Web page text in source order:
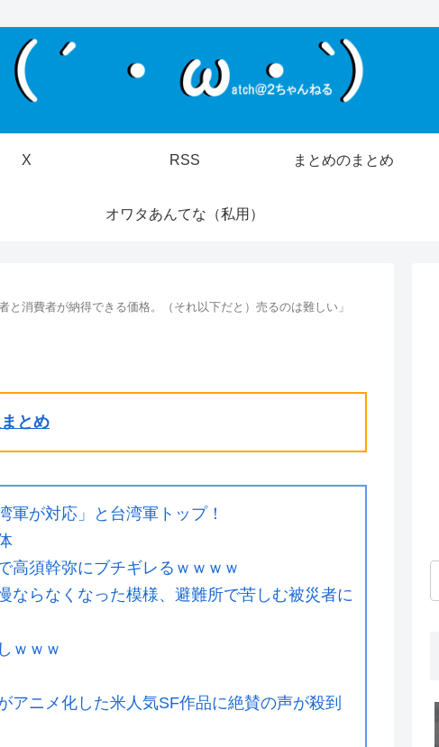
X RSS まとめのまとめ
オワタあんてな（私用）
と消費者が納得できる価格。（それ以下だと）売るのは難しい」
とめ
軍が対応」と台湾軍トップ！
高須幹弥にブチギレるｗｗｗｗ
ならなくなった模様、避難所で苦しむ被災者に
ｗｗｗ
ニメ化した米人気SF作品に絶賛の声が殺到